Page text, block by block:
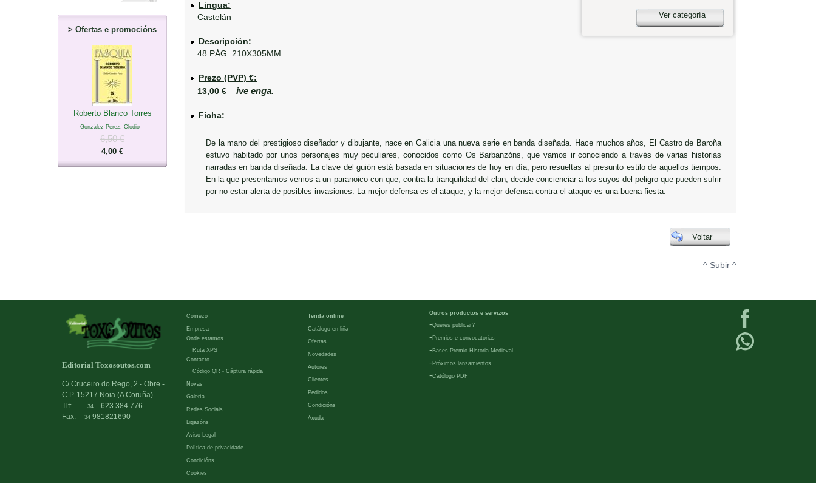
> Ofertas e promocións
Roberto Blanco Torres
González Pérez, Clodio
6,50 €
4,00 €
Ver categoría
Lingua:
Castelán
Descripción:
48 PÁG. 210X305MM
Prezo (PVP) €:
13,00 € ive enga.
Ficha:
De la mano del prestigioso diseñador y dibujante, nace en Galicia una nueva serie en banda diseñada. Hace muchos años, El Castro de Baroña
estuvo habitado por unos personajes muy peculiares, conocidos como Os Barbanzóns, que vamos ir conociendo a través de varias historias
narradas en banda diseñada. La clave del guión está basada en situaciones de hoy en día, pero resueltas al presunto estilo de aquellos tiempos.
En la que presentamos vemos a un paranoico con que, contra la tranquilidad del clan, decide concienciar a los suyos del peligro que pueden sufrir
por no estar alerta de posibles invasiones. La mejor defensa es el ataque, y la mejor defensa contra el ataque es una buena fiesta.
Voltar
^ Subir ^
Editorial Toxosoutos.com
C/ Cruceiro do Rego, 2 - Obre -
C.P. 15217 Noia (A Coruña)
Tlf:
+34
623 384 776
Fax:
+34 981821690
Comezo
Empresa
Onde estamos
Ruta XPS
Contacto
Código QR - Cáptura rápida
Novas
Galería
Redes Sociais
Ligazóns
Aviso Legal
Política de privacidade
Condicións
Cookies
Tenda online
Catálogo en liña
Ofertas
Novedades
Autores
Clientes
Pedidos
Condicións
Axuda
Outros productos e servizos
-Queres publicar?
- Premios e convocatorias
- Bases Premio Historia Medieval
- Próximos lanzamientos
-Católogo PDF